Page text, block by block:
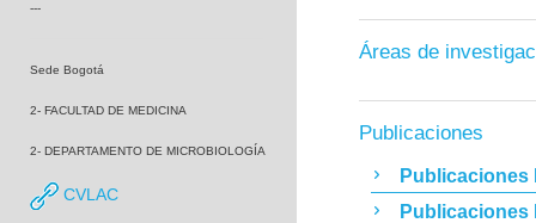
---
Sede Bogotá
2- FACULTAD DE MEDICINA
2- DEPARTAMENTO DE MICROBIOLOGÍA
CVLAC
Áreas de
Publicaciones
Publicaciones
Publicaciones